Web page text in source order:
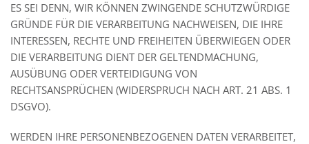
ES SEI DENN, WIR KÖNNEN ZWINGENDE SCHUTZWÜRDIGE
GRÜNDE FÜR DIE VERARBEITUNG NACHWEISEN, DIE IHRE
INTERESSEN, RECHTE UND FREIHEITEN ÜBERWIEGEN ODER
DIE VERARBEITUNG DIENT DER GELTENDMACHUNG,
AUSÜBUNG ODER VERTEIDIGUNG VON
RECHTSANSPRÜCHEN (WIDERSPRUCH NACH ART. 21 ABS. 1
DSGVO).
WERDEN IHRE PERSONENBEZOGENEN DATEN VERARBEITET,